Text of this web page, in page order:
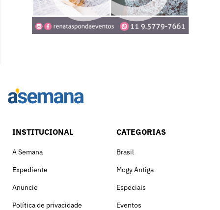
INSTITUCIONAL
A Semana
Expediente
Anuncie
Política de privacidade
CATEGORIAS
Brasil
Mogy Antiga
Especiais
Eventos